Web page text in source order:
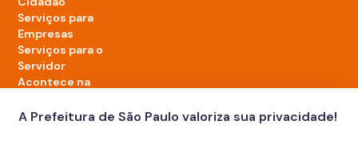
Serviços para
Empresas
Serviços para o
Servidor
Acontece na
A Prefeitura de São Paulo valoriza sua privacidade!